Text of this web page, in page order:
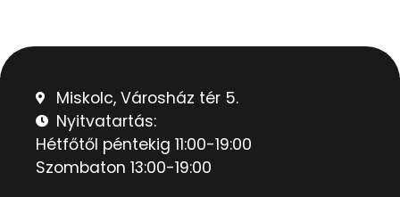
Miskolc, Városház tér 5.
Nyitvatartás:
Hétfőtől péntekig 11:00-19:00
Szombaton 13:00-19:00